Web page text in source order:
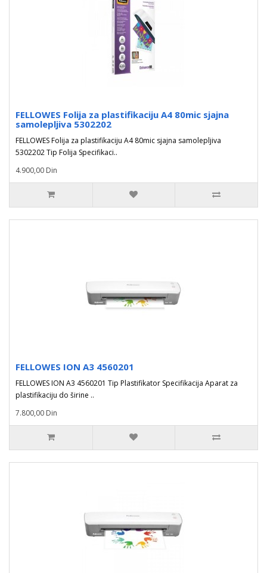
FELLOWES Folija za plastifikaciju A4 80mic sjajna
samolepljiva 5302202
FELLOWES Folija za plastifikaciju A4 80mic sjajna samolepljiva
5302202 Tip Folija Specifikaci..
4.900,00 Din
FELLOWES ION A3 4560201
FELLOWES ION A3 4560201 Tip Plastifikator Specifikacija Aparat za
plastifikaciju do širine ..
7.800,00 Din